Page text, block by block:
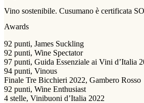
Vino sostenibile. Cusumano è certificata
Awards
92 punti, James Suckling
92 punti, Wine Spectator
97 punti, Guida Essenziale ai Vini d’Italia
94 punti, Vinous
Finale Tre Bicchieri 2022, Gambero Rosso
92 punti, Wine Enthusiast
4 stelle, Vinibuoni d’Italia 2022